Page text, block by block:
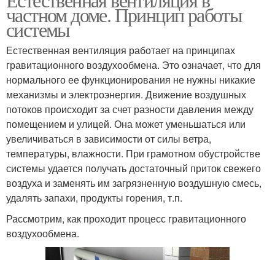
частном доме. Принцип работы
системы
Естественная вентиляция работает на принципах
гравитационного воздухообмена. Это означает, что для
нормального ее функционирования не нужны никакие
механизмы и электроэнергия. Движение воздушных
потоков происходит за счет разности давления между
помещением и улицей. Она может уменьшаться или
увеличиваться в зависимости от силы ветра,
температуры, влажности. При грамотном обустройстве
системы удается получать достаточный приток свежего
воздуха и заменять им загрязненную воздушную смесь,
удалять запахи, продукты горения, т.п.
Рассмотрим, как проходит процесс гравитационного
воздухообмена.